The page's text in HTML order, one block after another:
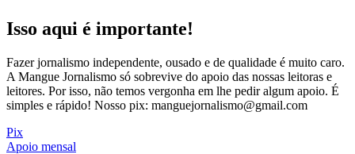
Isso aqui é importante!
Fazer jornalismo independente, ousado e de qualidade é muito caro.
A Mangue Jornalismo só sobrevive do apoio das nossas leitoras e
leitores. Por isso, não temos vergonha em lhe pedir algum apoio. É
simples e rápido! Nosso pix: manguejornalismo@gmail.com
Pix
Apoio mensal